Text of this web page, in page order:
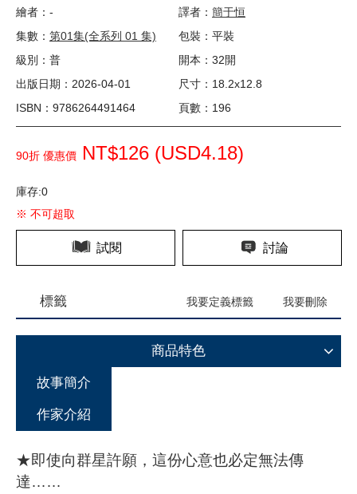
繪者：-
譯者： 簡于恒
集數： 第01集(全系列 01 集)
包裝：平裝
級別：普
開本：32開
出版日期：2026-04-01
尺寸：18.2x12.8
ISBN：9786264491464
頁數：196
90折 優惠價 NT$126 (USD4.18)
庫存:0
※ 不可超取
試閱 討論
標籤 我要定義標籤 我要刪除
商品特色
故事簡介
作家介紹
★即使向群星許願，這份心意也必定無法傳
達……